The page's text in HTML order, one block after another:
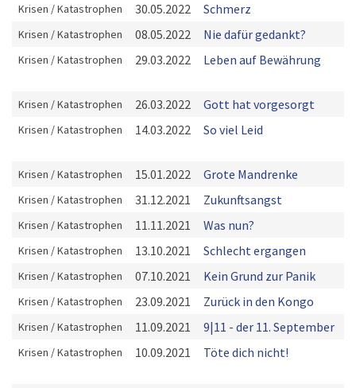
Krisen / Katastrophen 30.05.2022 Schmerz
Krisen / Katastrophen 08.05.2022 Nie dafür gedankt?
Krisen / Katastrophen 29.03.2022 Leben auf Bewährung
Krisen / Katastrophen 26.03.2022 Gott hat vorgesorgt
Krisen / Katastrophen 14.03.2022 So viel Leid
Krisen / Katastrophen 15.01.2022 Grote Mandrenke
Krisen / Katastrophen 31.12.2021 Zukunftsangst
Krisen / Katastrophen 11.11.2021 Was nun?
Krisen / Katastrophen 13.10.2021 Schlecht ergangen
Krisen / Katastrophen 07.10.2021 Kein Grund zur Panik
Krisen / Katastrophen 23.09.2021 Zurück in den Kongo
Krisen / Katastrophen 11.09.2021 9|11 - der 11. September
Krisen / Katastrophen 10.09.2021 Töte dich nicht!